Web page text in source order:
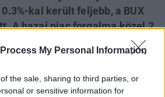
My Personal Information
the sale, sharing to third parties, or
or sensitive information for
kal került feljebb, a BUX
A hazai piac forgalma közel 2
befektetők kivárhatnak a mai
kamatdöntés előtt,